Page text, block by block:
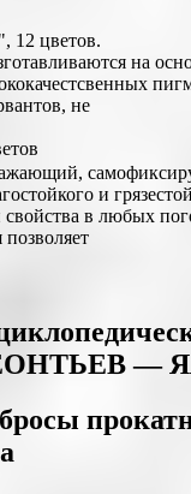
12 цветов.
на
не
и
в любых
позволяет
—